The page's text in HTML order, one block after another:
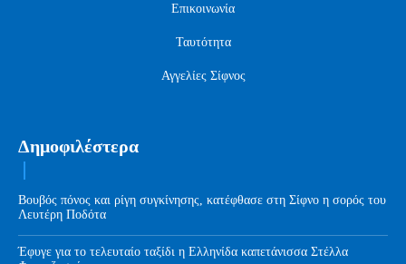
Επικοινωνία
Ταυτότητα
Αγγελίες Σίφνος
Δημοφιλέστερα
Βουβός πόνος και ρίγη συγκίνησης, κατέφθασε στη Σίφνο η σορός του
Λευτέρη Ποδότα
Έφυγε για το τελευταίο ταξίδι η Ελληνίδα καπετάνισσα Στέλλα